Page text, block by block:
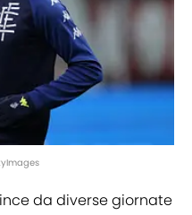
da diverse giornate